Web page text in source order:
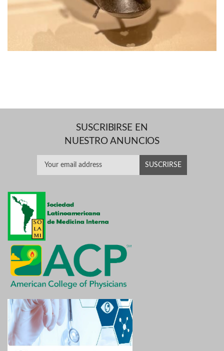
SUSCRIBIRSE EN
NUESTRO ANUNCIOS